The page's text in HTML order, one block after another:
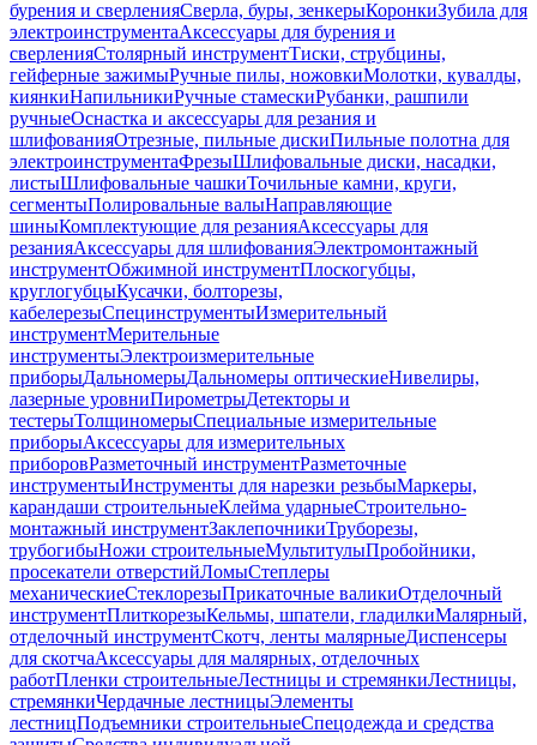
бурения и сверленияСверла, буры, зенкерыКоронкиЗубила для
электроинструментаАксессуары для бурения и
сверленияСтолярный инструментТиски, струбцины,
гейферные зажимыРучные пилы, ножовкиМолотки, кувалды,
киянкиНапильникиРучные стамескиРубанки, рашпили
ручныеОснастка и аксессуары для резания и
шлифованияОтрезные, пильные дискиПильные полотна для
электроинструментаФрезыШлифовальные диски, насадки,
листыШлифовальные чашкиТочильные камни, круги,
сегментыПолировальные валыНаправляющие
шиныКомплектующие для резанияАксессуары для
резанияАксессуары для шлифованияЭлектромонтажный
инструментОбжимной инструментПлоскогубцы,
круглогубцыКусачки, болторезы,
кабелерезыСпецинструментыИзмерительный
инструментМерительные
инструментыЭлектроизмерительные
приборыДальномерыДальномеры оптическиеНивелиры,
лазерные уровниПирометрыДетекторы и
тестерыТолщиномерыСпециальные измерительные
приборыАксессуары для измерительных
приборовРазметочный инструментРазметочные
инструментыИнструменты для нарезки резьбыМаркеры,
карандаши строительныеКлейма ударныеСтроительно-
монтажный инструментЗаклепочникиТруборезы,
трубогибыНожи строительныеМультитулыПробойники,
просекатели отверстийЛомыСтеплеры
механическиеСтеклорезыПрикаточные валикиОтделочный
инструментПлиткорезыКельмы, шпатели, гладилкиМалярный,
отделочный инструментСкотч, ленты малярныеДиспенсеры
для скотчаАксессуары для малярных, отделочных
работПленки строительныеЛестницы и стремянкиЛестницы,
стремянкиЧердачные лестницыЭлементы
лестницПодъемники строительныеСпецодежда и средства